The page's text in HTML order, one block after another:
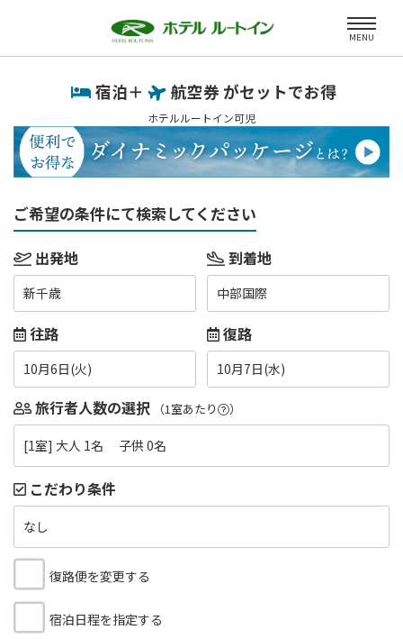
MENU
宿泊＋ 航空券 がセットでお得
ホテルルートイン可児
ご希望の条件にて検索してください
出発地
新千歳
到着地
中部国際
往路
10月6日(火)
復路
10月7日(水)
旅行者人数の選択 （1室あたり ）
[1室] 大人 1名 子供 0名
こだわり条件
なし
復路便を変更する
宿泊日程を指定する